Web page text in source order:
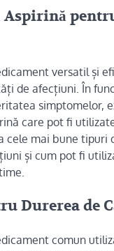
Aspirină
versatil și
de afecțiuni. În
simptomelor,
care pot fi
cele mai bune tipuri
și cum pot fi
Durerea de
comun